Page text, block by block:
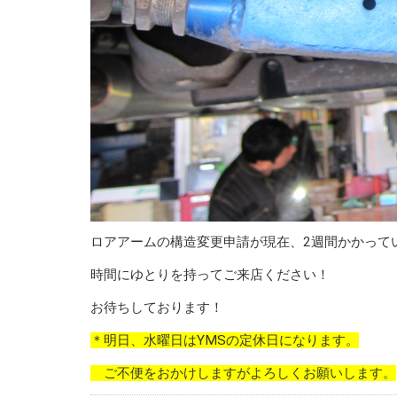
ロアアームの構造変更申請が現在、2週間かかって
時間にゆとりを持ってご来店ください！
お待ちしております！
＊明日、水曜日はYMSの定休日になります。
ご不便をおかけしますがよろしくお願いします。